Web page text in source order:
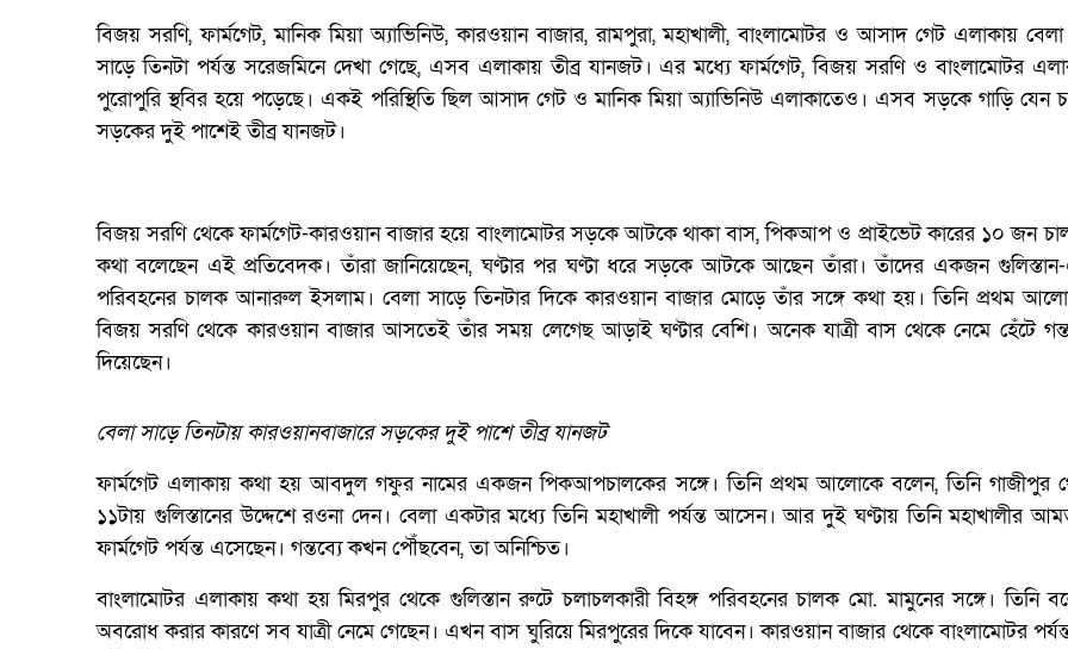
বিজয় সরণি, ফার্মগেট, মানিক মিয়া অ্যাভিনিউ, কারওয়ান বাজার, রামপুরা, মহাখালী, বাংলামোটর ও আসাদ গেট এলাকায়
সাড়ে তিনটা পর্যন্ত সরেজমিনে দেখা গেছে, এসব এলাকায় তীব্র যানজট। এর মধ্যে ফার্মগেট, বিজয় সরণি ও বাংলামোটর
পুরোপুরি স্থবির হয়ে পড়েছে। একই পরিস্থিতি ছিল আসাদ গেট ও মানিক মিয়া অ্যাভিনিউ এলাকাতেও। এসব সড়কে গাড়ি যেন
সড়কের দুই পাশেই তীব্র যানজট।
বিজয় সরণি থেকে ফার্মগেট-কারওয়ান বাজার হয়ে বাংলামোটর সড়কে আটকে থাকা বাস, পিকআপ ও প্রাইভেট কারের ১০ জন
কথা বলেছেন এই প্রতিবেদক। তাঁরা জানিয়েছেন, ঘণ্টার পর ঘণ্টা ধরে সড়কে আটকে আছেন তাঁরা। তাঁদের একজন গুলিস্তান-
পরিবহনের চালক আনারুল ইসলাম। বেলা সাড়ে তিনটার দিকে কারওয়ান বাজার মোড়ে তাঁর সঙ্গে কথা হয়। তিনি প্রথম
বিজয় সরণি থেকে কারওয়ান বাজার আসতেই তাঁর সময় লেগেছ আড়াই ঘণ্টার বেশি। অনেক যাত্রী বাস থেকে নেমে হেঁটে
দিয়েছেন।
বেলা সাড়ে তিনটায় কারওয়ানবাজারে সড়কের দুই পাশে তীব্র যানজট
ফার্মগেট এলাকায় কথা হয় আবদুল গফুর নামের একজন পিকআপচালকের সঙ্গে। তিনি প্রথম আলোকে বলেন, তিনি গাজীপুর
১১টায় গুলিস্তানের উদ্দেশে রওনা দেন। বেলা একটার মধ্যে তিনি মহাখালী পর্যন্ত আসেন। আর দুই ঘণ্টায় তিনি মহাখালীর
ফার্মগেট পর্যন্ত এসেছেন। গন্তব্যে কখন পৌঁছবেন, তা অনিশ্চিত।
বাংলামোটর এলাকায় কথা হয় মিরপুর থেকে গুলিস্তান রুটে চলাচলকারী বিহঙ্গ পরিবহনের চালক মো. মামুনের সঙ্গে। তিনি
অবরোধ করার কারণে সব যাত্রী নেমে গেছেন। এখন বাস ঘুরিয়ে মিরপুরের দিকে যাবেন। কারওয়ান বাজার থেকে বাংলামোটর